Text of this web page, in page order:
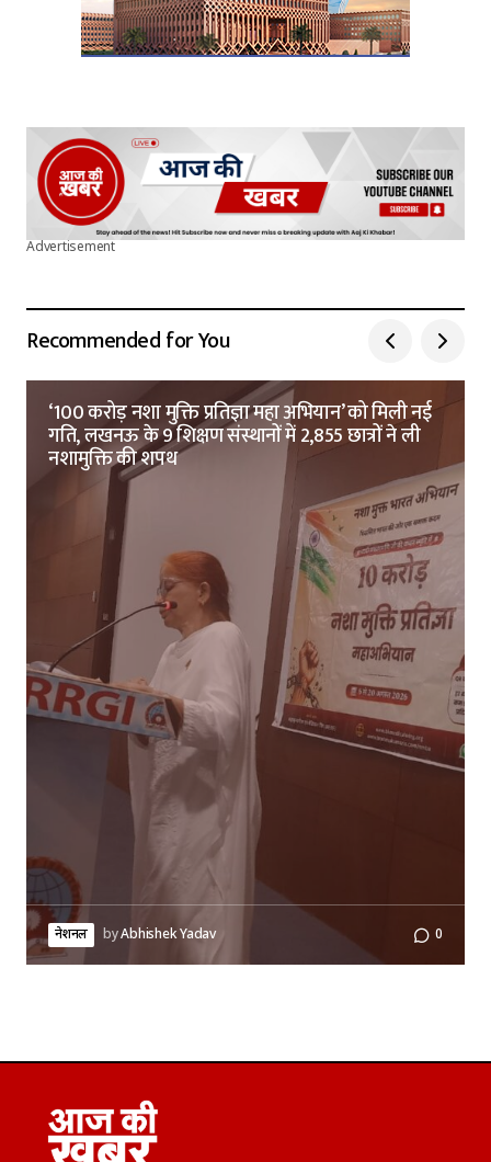
Advertisement
Recommended for You
‘100 करोड़ नशा मुक्ति प्रतिज्ञा महा अभियान’ को मिली नई
गति, लखनऊ के 9 शिक्षण संस्थानों में 2,855 छात्रों ने ली
नशामुक्ति की शपथ
नेशनल byAbhishek Yadav 0